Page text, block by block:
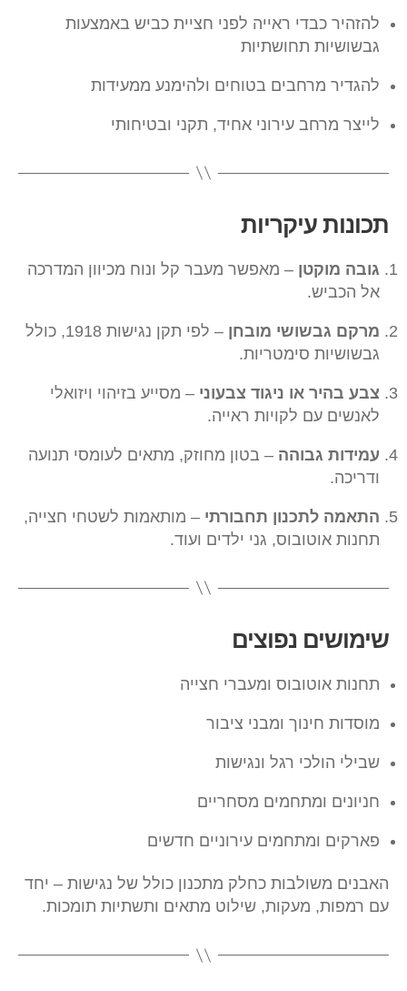
להזהיר כבדי ראייה לפני חציית כביש באמצעות
גבשושיות תחושתיות
להגדיר מרחבים בטוחים ולהימנע ממעידות
לייצר מרחב עירוני אחיד, תקני ובטיחותי
תכונות עיקריות
גובה מוקטן – מאפשר מעבר קל ונוח מכיוון המדרכה
אל הכביש.
מרקם גבשושי מובחן
– לפי תקן נגישות 1918, כולל
גבשושיות סימטריות.
צבע בהיר או ניגוד צבעוני – מסייע בזיהוי ויזואלי
לאנשים עם לקויות ראייה.
עמידות גבוהה – בטון מחוזק, מתאים לעומסי תנועה
ודריכה.
התאמה לתכנון תחבורתי – מותאמות לשטחי חצייה,
תחנות אוטובוס, גני ילדים ועוד.
שימושים נפוצים
תחנות אוטובוס ומעברי חצייה
מוסדות חינוך ומבני ציבור
שבילי הולכי רגל ונגישות
חניונים ומתחמים מסחריים
פארקים ומתחמים עירוניים חדשים
האבנים משולבות כחלק מתכנון כולל של נגישות – יחד
עם רמפות, מעקות, שילוט מתאים ותשתיות תומכות.